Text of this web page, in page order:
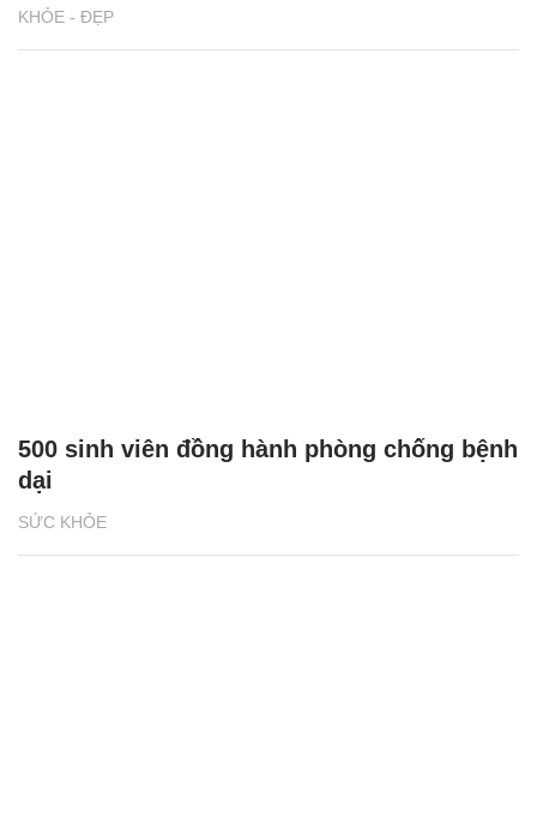
KHỎE - ĐẸP
SỨC KHỎE
500 sinh viên đồng hành phòng chống bệnh
dại